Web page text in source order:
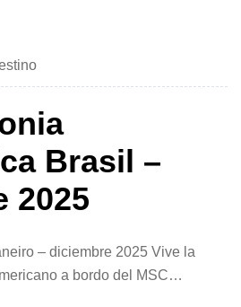
Brasil –
2025
– diciembre 2025 Vive la
a bordo del MSC
pero lleno de encanto por las